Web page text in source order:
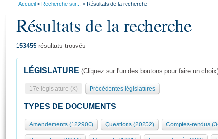
Présidence
577 députés
Groupes politiques
Séance publique
Commissions et autres organes
Europe et International
Général
Rôle et pouvoirs de l'Assemblée
Organisation de l'Assemblée
Visiter l'Assemblée
Visite virtuelle du palais Bourbon
Assister à une séance
Vous
Accueil Recherche sur... Résultats de la recherche
Résultats de la recherche
153455 résultats trouvés
LÉGISLATURE (Cliquez sur l'un des boutons pour faire un choix)
17e législature (X) Précédentes législatures
TYPES DE DOCUMENTS
Amendements (122906) Questions (20252) Comptes-rendus